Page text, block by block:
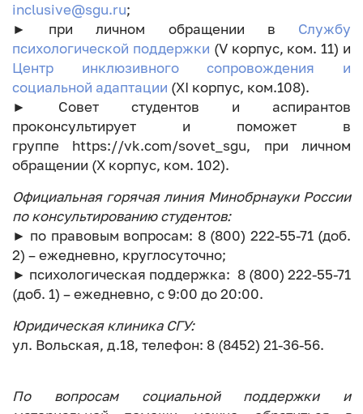
inclusive@sgu.ru;
► при личном обращении в Службу
психологической поддержки (V корпус, ком. 11) и
Центр инклюзивного сопровождения и
социальной адаптации (XI корпус, ком.108).
► Совет студентов и аспирантов
проконсультирует и поможет в
группе https://vk.com/sovet_sgu, при личном
обращении (X корпус, ком. 102).
Официальная горячая линия Минобрнауки России
по консультированию студентов:
► по правовым вопросам: 8 (800) 222-55-71 (доб.
2) – ежедневно, круглосуточно;
► психологическая поддержка: 8 (800) 222-55-71
(доб. 1) – ежедневно, с 9:00 до 20:00.
Юридическая клиника СГУ:
ул. Вольская, д.18, телефон: 8 (8452) 21-36-56.
По вопросам социальной поддержки и